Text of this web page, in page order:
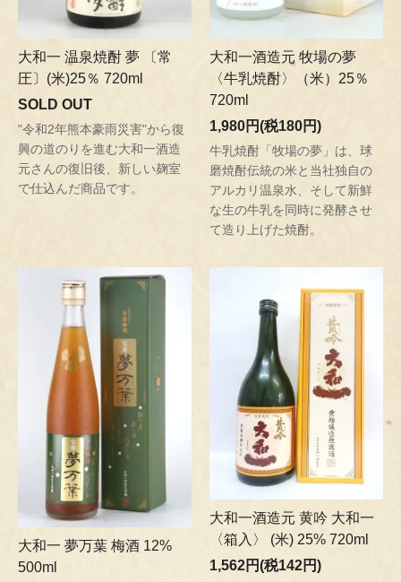
大和一 温泉焼酎 夢 〔常
圧〕(米)25％ 720ml
SOLD OUT
"令和2年熊本豪雨災害"から復
興の道のりを進む大和一酒造
元さんの復旧後、新しい麹室
で仕込んだ商品です。
大和一酒造元 牧場の夢
〈牛乳焼酎〉（米）25％
720ml
1,980円(税180円)
牛乳焼酎「牧場の夢」は、球
磨焼酎伝統の米と当社独自の
アルカリ温泉水、そして新鮮
な生の牛乳を同時に発酵させ
て造り上げた焼酎。
大和一 夢万葉 梅酒 12%
500ml
大和一酒造元 黄吟 大和一
〈箱入〉 (米) 25% 720ml
1,562円(税142円)